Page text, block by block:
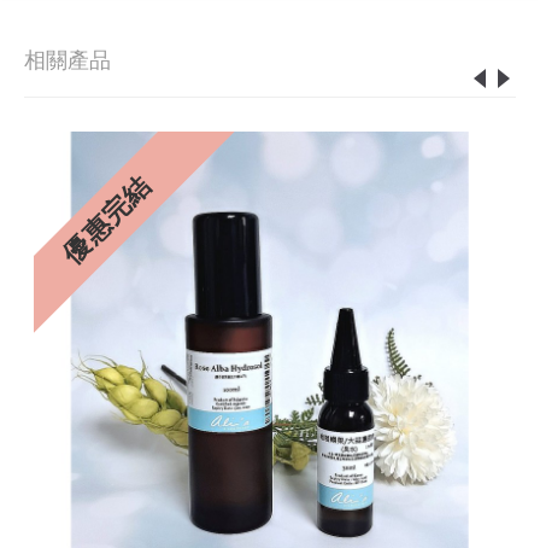
相關產品
優惠完結